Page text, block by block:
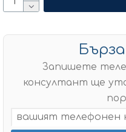
Запишете
консултант ще